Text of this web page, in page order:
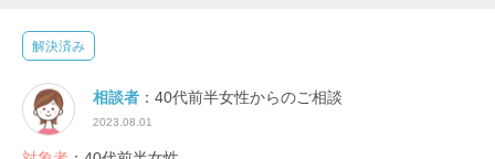
解決済み
相談者 ：40代前半女性からのご相談
2023.08.01